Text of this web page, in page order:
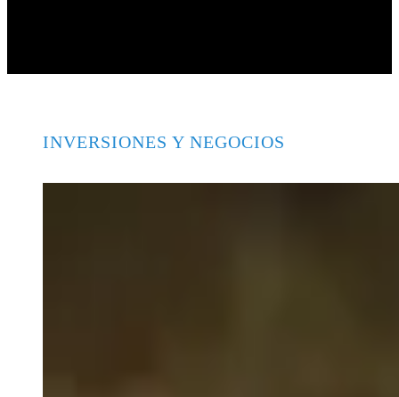
INVERSIONES Y NEGOCIOS